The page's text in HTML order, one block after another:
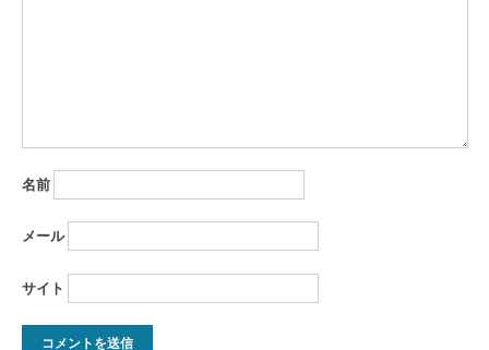
名前
メール
サイト